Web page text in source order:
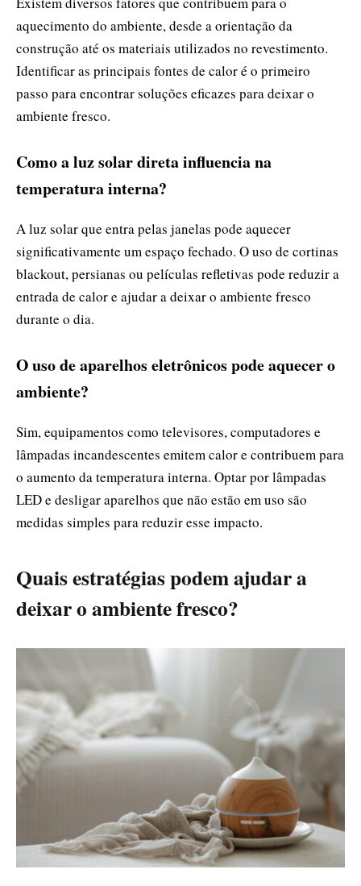
aquecimento do ambiente, desde a orientação da
construção até os materiais utilizados no revestimento.
Identificar as principais fontes de calor é o primeiro
passo para encontrar soluções eficazes para deixar o
ambiente fresco.
Como a luz solar direta influencia na
temperatura interna?
A luz solar que entra pelas janelas pode aquecer
significativamente um espaço fechado. O uso de cortinas
blackout, persianas ou películas refletivas pode reduzir a
entrada de calor e ajudar a deixar o ambiente fresco
durante o dia.
O uso de aparelhos eletrônicos pode aquecer o
ambiente?
Sim, equipamentos como televisores, computadores e
lâmpadas incandescentes emitem calor e contribuem para
o aumento da temperatura interna. Optar por lâmpadas
LED e desligar aparelhos que não estão em uso são
medidas simples para reduzir esse impacto.
Quais estratégias podem ajudar a
deixar o ambiente fresco?